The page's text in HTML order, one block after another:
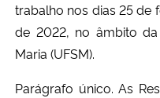
trabalho nos dias 25 de
de 2022, no âmbito da
Maria (UFSM).
Parágrafo único. As